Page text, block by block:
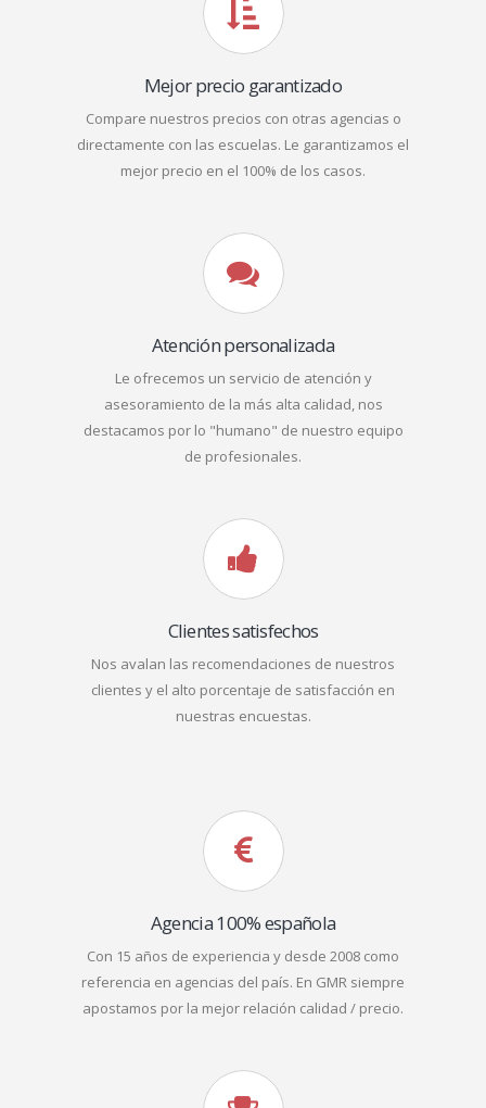
Mejor precio garantizado
Compare nuestros precios con otras agencias o
directamente con las escuelas. Le garantizamos el
mejor precio en el 100% de los casos.
Atención personalizada
Le ofrecemos un servicio de atención y
asesoramiento de la más alta calidad, nos
destacamos por lo "humano" de nuestro equipo
de profesionales.
Clientes satisfechos
Nos avalan las recomendaciones de nuestros
clientes y el alto porcentaje de satisfacción en
nuestras encuestas.
Agencia 100% española
Con 15 años de experiencia y desde 2008 como
referencia en agencias del país. En GMR siempre
apostamos por la mejor relación calidad / precio.